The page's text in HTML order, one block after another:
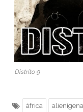
Distrito 9
áfrica